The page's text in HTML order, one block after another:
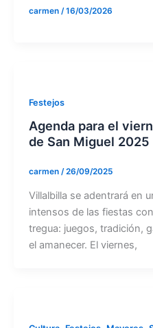
carmen /16/03/2026
Festejos
Agenda para el
de San Miguel 2025
carmen /26/09/2025
Villalbilla se adentrará en
intensos de las fiestas
tregua: juegos, tradición,
el amanecer. El viernes,